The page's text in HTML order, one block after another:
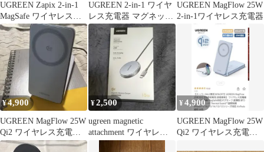
UGREEN Zapix 2-in-1
MagSafe ワイヤレス充
電器
UGREEN 2-in-1 ワイヤ
レス充電器 マグネット
式
UGREEN MagFlow 25W
2-in-1ワイヤレス充電器
¥4,900
UGREEN MagFlow 25W
Qi2 ワイヤレス充電器
2in1
¥2,500
ugreen magnetic
attachment ワイヤレス
¥4,900
UGREEN MagFlow 25W
Qi2 ワイヤレス充電器